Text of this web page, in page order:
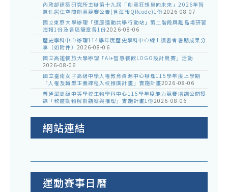
內政部建築研究所主辦第十九屆「創意狂想巢向未來」2026年智
慧化居住空間創意競賽公告(含海報QRcode)1份2026-08-07
國立東華大學辦理「適應運動共學行動站」第二階段與離島場研習
海報1份及各區簡章各1份2026-08-06
歷史學科中心辦理114學年度歷史學科中心線上讀書會暑期成果分
享（如附件） 2026-08-06
國立高雄餐旅大學辦理「AI+智慧餐飲LOGO設計競賽」活動
2026-08-06
國立臺南女子高級中學人權教育資源中心辦理115學年度上學期
「人權及轉型正義課程入校推廣計畫」實施計畫2026-08-06
普通型高級中等學校生物學科中心115學年度能力競賽培訓公開授
課「軟體動物解剖觀察與推理」實施計畫1份2026-08-06
網站連結
運動賽事日曆